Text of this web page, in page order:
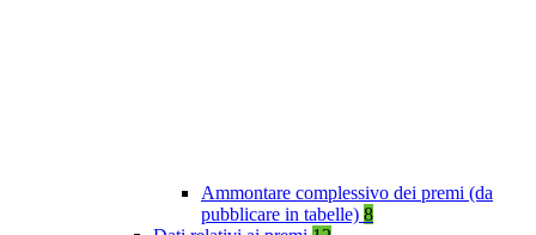
Ammontare complessivo dei premi (da
pubblicare in tabelle) 8